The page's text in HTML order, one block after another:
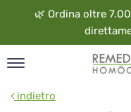
🌿 Ordina oltre
indietro